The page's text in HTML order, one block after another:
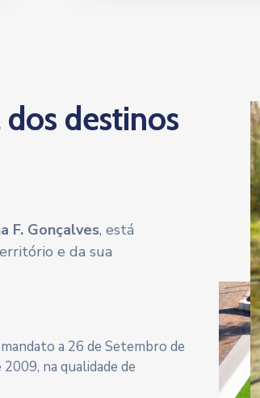
destinos
F. Gonçalves, está
e da sua
a 26 de Setembro de
na qualidade de